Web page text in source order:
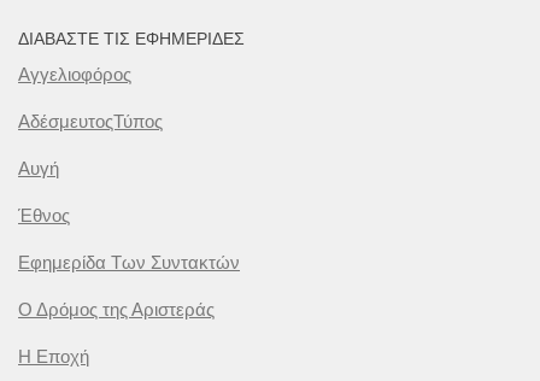
ΔΙΑΒΆΣΤΕ ΤΙΣ ΕΦΗΜΕΡΊΔΕΣ
Αγγελιοφόρος
ΑδέσμευτοςΤύπος
Αυγή
Έθνος
Εφημερίδα Των Συντακτών
Ο Δρόμος της Αριστεράς
Η Εποχή